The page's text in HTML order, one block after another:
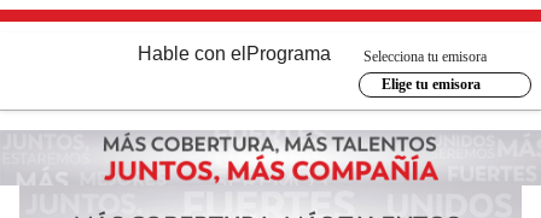
Hable con el Programa
Selecciona tu emisora
Elige tu emisora